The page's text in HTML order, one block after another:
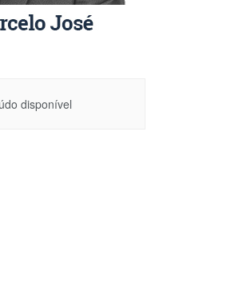
disponível